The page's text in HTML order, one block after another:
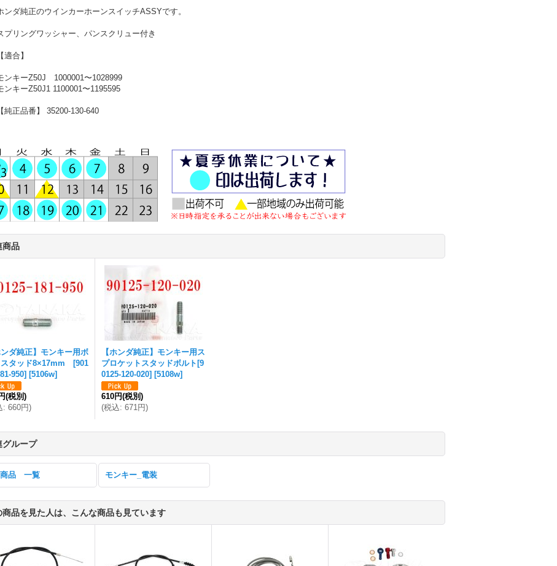
ンダ純正のウインカーホーンスイッチASSYです。
プリングワッシャー、パンスクリュー付き
【適合】
ンキーZ50J 1000001〜1028999
ンキーZ50J1 1100001〜1195595
【純正品番】 35200-130-640
商品
ンダ純正】モンキー用ボ
スタッド8×17mm [901
950] [5106w]
(税別)
: 660円)
【ホンダ純正】モンキー用ス
プロケットスタッドボルト[9
0125-120-020] [5108w]
610円(税別)
(税込: 671円)
グループ
品 一覧 モンキー_電装
商品を見た人は、こんな商品も見ています